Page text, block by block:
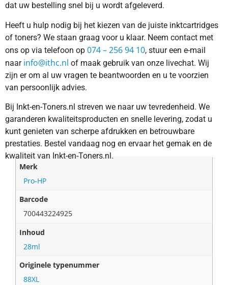
dat uw bestelling snel bij u wordt afgeleverd.
Heeft u hulp nodig bij het kiezen van de juiste inktcartridges
of toners? We staan graag voor u klaar. Neem contact met
ons op via telefoon op 074 – 256 94 10, stuur een e-mail
naar info@ithc.nl of maak gebruik van onze livechat. Wij
zijn er om al uw vragen te beantwoorden en u te voorzien
van persoonlijk advies.
Bij Inkt-en-Toners.nl streven we naar uw tevredenheid. We
garanderen kwaliteitsproducten en snelle levering, zodat u
kunt genieten van scherpe afdrukken en betrouwbare
prestaties. Bestel vandaag nog en ervaar het gemak en de
kwaliteit van Inkt-en-Toners.nl.
Merk
Pro-HP
Barcode
700443224925
Inhoud
28ml
Originele typenummer
88XL